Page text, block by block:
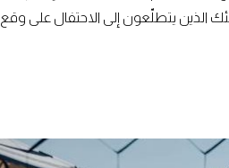
الذين يتطلّعون إلى الاحتفال على وقع